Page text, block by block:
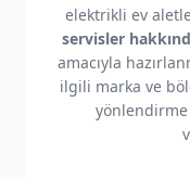
elektrikli ev
servisler
amacıyla
ilgili marka ve